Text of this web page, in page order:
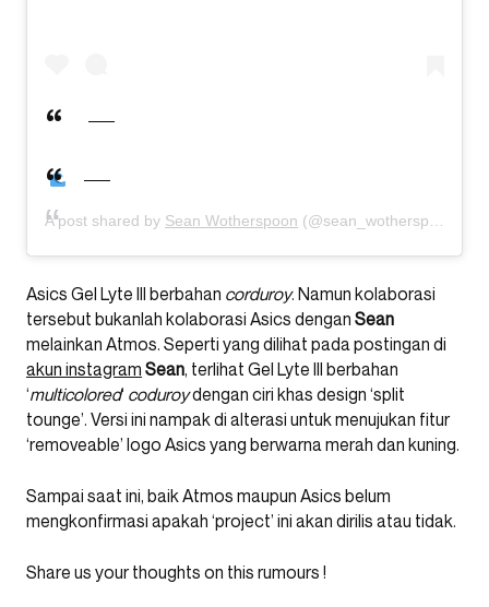
A post shared by Sean Wotherspoon (@sean_wotherspoon) on
Asics Gel Lyte III berbahan corduroy. Namun kolaborasi
tersebut bukanlah kolaborasi Asics dengan Sean
melainkan Atmos. Seperti yang dilihat pada postingan di
akun instagram Sean, terlihat Gel Lyte III berbahan
‘multicolored‘ coduroydengan ciri khas design ‘split
tounge’. Versi ini nampak di alterasi untuk menujukan fitur
‘removeable’ logo Asics yang berwarna merah dan kuning.
Sampai saat ini, baik Atmos maupun Asics belum
mengkonfirmasi apakah ‘project’ ini akan dirilis atau tidak.
Share us your thoughts on this rumours !